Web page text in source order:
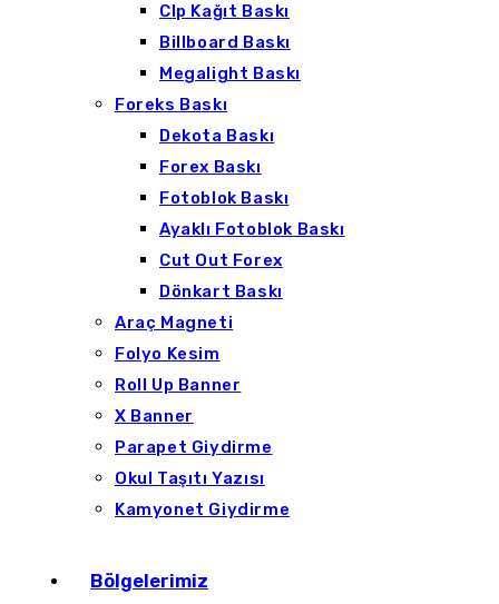
Clp Kağıt Baskı
Billboard Baskı
Megalight Baskı
Foreks Baskı
Dekota Baskı
Forex Baskı
Fotoblok Baskı
Ayaklı Fotoblok Baskı
Cut Out Forex
Dönkart Baskı
Araç Magneti
Folyo Kesim
Roll Up Banner
X Banner
Parapet Giydirme
Okul Taşıtı Yazısı
Kamyonet Giydirme
Bölgelerimiz